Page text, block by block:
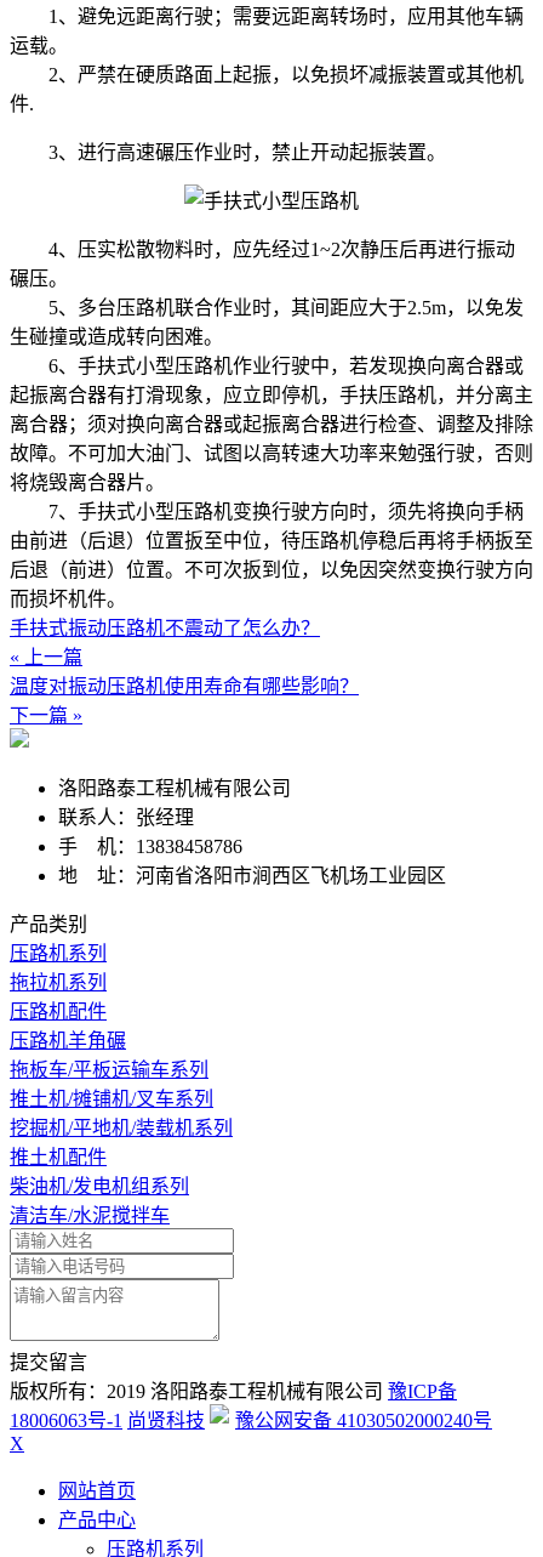
1、避免远距离行驶；需要远距离转场时，应用其他车辆
运载。
2、严禁在硬质路面上起振，以免损坏减振装置或其他机
件.
3、进行高速碾压作业时，禁止开动起振装置。
4、压实松散物料时，应先经过1~2次静压后再进行振动
碾压。
5、多台压路机联合作业时，其间距应大于2.5m，以免发
生碰撞或造成转向困难。
6、手扶式小型压路机作业行驶中，若发现换向离合器或
起振离合器有打滑现象，应立即停机，手扶压路机，并分离主
离合器；须对换向离合器或起振离合器进行检查、调整及排除
故障。不可加大油门、试图以高转速大功率来勉强行驶，否则
将烧毁离合器片。
7、手扶式小型压路机变换行驶方向时，须先将换向手柄
由前进（后退）位置扳至中位，待压路机停稳后再将手柄扳至
后退（前进）位置。不可次扳到位，以免因突然变换行驶方向
而损坏机件。
手扶式振动压路机不震动了怎么办？
« 上一篇
温度对振动压路机使用寿命有哪些影响？
下一篇 »
洛阳路泰工程机械有限公司
联系人：张经理
手 机：13838458786
地 址：河南省洛阳市涧西区飞机场工业园区
产品类别
压路机系列
拖拉机系列
压路机配件
压路机羊角碾
拖板车/平板运输车系列
推土机/摊铺机/叉车系列
挖掘机/平地机/装载机系列
推土机配件
柴油机/发电机组系列
清洁车/水泥搅拌车
提交留言
版权所有：2019 洛阳路泰工程机械有限公司 豫ICP备
18006063号-1 尚贤科技
豫公网安备 41030502000240号
X
网站首页
产品中心
压路机系列